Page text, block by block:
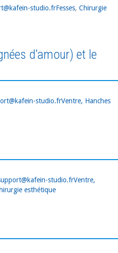
studio.frCatégories
Fesses, Chirurgie
d’amour) et le
studio.frCatégories
Ventre, Hanches
studio.frCatégories
Ventre,
esthétique